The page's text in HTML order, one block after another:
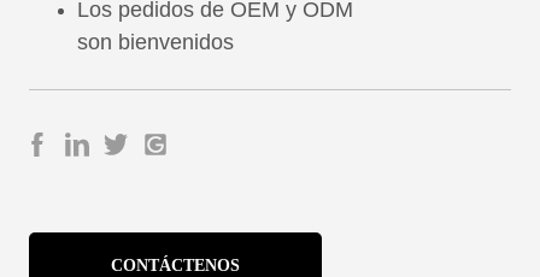
CONTÁCTENOS